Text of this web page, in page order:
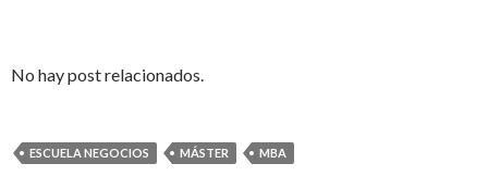
No hay post relacionados.
ESCUELA NEGOCIOS MÁSTER MBA